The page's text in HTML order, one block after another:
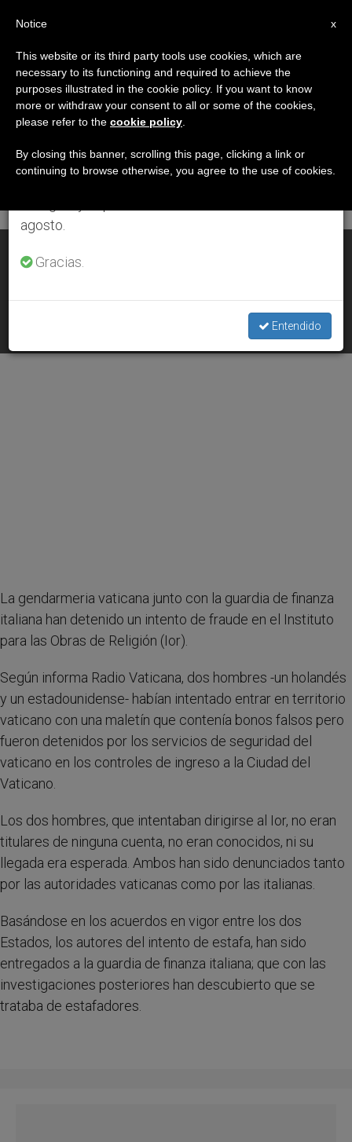
DÍA
Marzo 30th, 2014
ÚLTIMAS NOTICIAS
MAR 30, 2014 00:00
La gendarmeria vaticana junto con la guardia de finanza
italiana han detenido un intento de fraude en el Instituto
para las Obras de Religión (Ior).
Según informa Radio Vaticana, dos hombres -un holandés
y un estadounidense- habían intentado entrar en territorio
vaticano con una maletín que contenía bonos falsos pero
fueron detenidos por los servicios de seguridad del
vaticano en los controles de ingreso a la Ciudad del
Vaticano.
Los dos hombres, que intentaban dirigirse al Ior, no eran
titulares de ninguna cuenta, no eran conocidos, ni su
llegada era esperada. Ambos han sido denunciados tanto
por las autoridades vaticanas como por las italianas.
Basándose en los acuerdos en vigor entre los dos
Estados, los autores del intento de estafa, han sido
entregados a la guardia de finanza italiana; que con las
investigaciones posteriores han descubierto que se
trataba de estafadores.
×
Aviso importante
Del 27 de julio al 7 de agosto haremos la pausa
anual, aprovechando que en el periodo de verano
se generan menos informaciones y también el
agosto.
Gracias.
Entendido
x
Notice
This website or its third party tools use cookies, which are
necessary to its functioning and required to achieve the
purposes illustrated in the cookie policy. If you want to know
more or withdraw your consent to all or some of the cookies,
please refer to the cookie policy
By closing this banner, scrolling this page, clicking a link or
continuing to browse otherwise, you agree to the use of cookies.